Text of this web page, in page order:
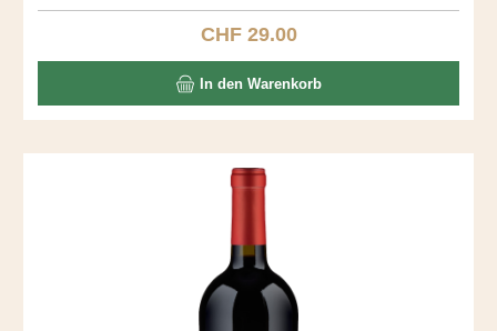
Gaumen in Caramel und Kirsche übergehen. Der Köper
gefällt mit seiner mittleren Schwere. Ein Rhone Ranger aus
Regulärer Preis:
CHF 29.00
In den Warenkorb